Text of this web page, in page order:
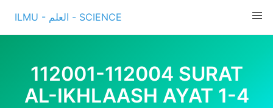
content
ILMU - العلم - SCIENCE
112001-112004 SURAT
AL-IKHLAASH AYAT 1-4